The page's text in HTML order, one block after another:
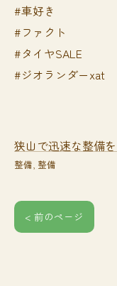
#車好き
#ファクト
#タイヤSALE
#ジオランダーxat
狭山で迅速な整備
整備 整備
< 前のページ